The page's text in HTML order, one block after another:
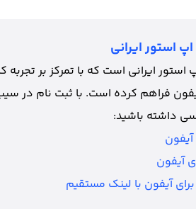
استور ایرانی
ایرانی است که با تمرکز بر
فراهم کرده است. با ثبت نام در
داشته باشید:
آیفون
آیفون
آیفون با لینک مستقیم